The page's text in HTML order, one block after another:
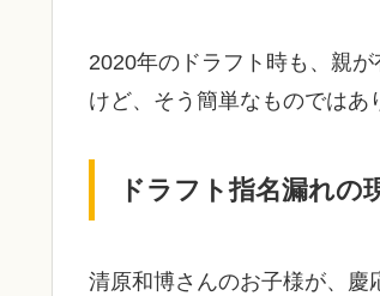
2020年のドラフト時も、親
けど、そう簡単なものではあ
ドラフト指名漏れの
清原和博さんのお子様が、慶